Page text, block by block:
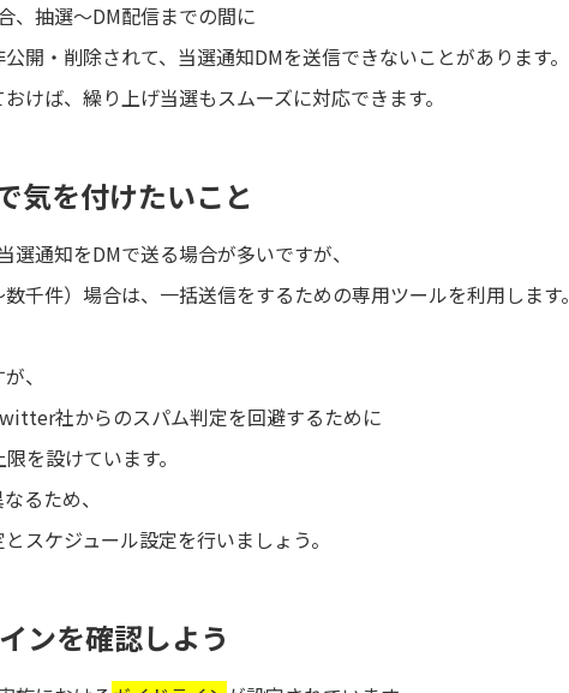
抽選～DM配信までの間に
開・削除されて、当選通知DMを送信できないことがあります。
けば、繰り上げ当選もスムーズに対応できます。
気を付けたいこと
通知をDMで送る場合が多いですが、
千件）場合は、一括送信をするための専用ツールを利用します。
、
社からのスパム判定を回避するために
を設けています。
るため、
スケジュール設定を行いましょう。
ンを確認しよう